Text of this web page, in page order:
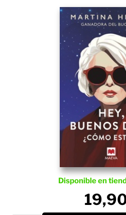
Disponible en